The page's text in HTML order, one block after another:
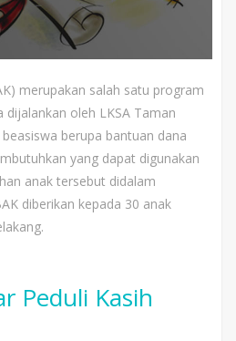
merupakan salah satu program
oleh LKSA Taman
berupa bantuan dana
yang dapat digunakan
anak tersebut didalam
diberikan kepada 30 anak
Peduli Kasih